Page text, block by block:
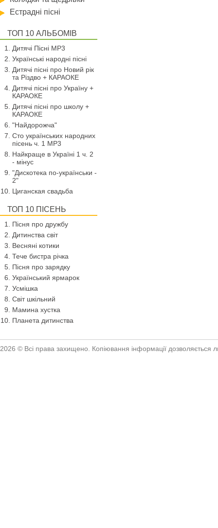
Естрадні пісні
ТОП 10 АЛЬБОМІВ
Дитячі Пісні MP3
Українські народні пісні
Дитячі пісні про Новий рік
та Різдво + КАРАОКЕ
Дитячі пісні про Україну +
КАРАОКЕ
Дитячі пісні про школу +
КАРАОКЕ
"Найдорожча"
Сто українських народних
пісень ч. 1 МР3
Найкраще в Україні 1 ч. 2
- мінус
"Дискотека по-українськи -
2"
Циганская свадьба
ТОП 10 ПІСЕНЬ
Пісня про дружбу
Дитинства світ
Весняні котики
Тече бистра річка
Пісня про зарядку
Український ярмарок
Усмішка
Світ шкільний
Мамина хустка
Планета дитинства
2026 © Всі права захищено. Копіювання інформації дозволяється